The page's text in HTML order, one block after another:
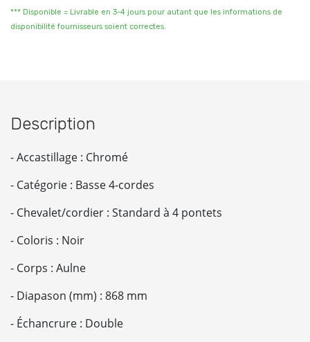
*** Disponible = Livrable en 3-4 jours pour autant que les informations de
disponibilité fournisseurs soient correctes.
Description
- Accastillage : Chromé
- Catégorie : Basse 4-cordes
- Chevalet/cordier : Standard à 4 pontets
- Coloris : Noir
- Corps : Aulne
- Diapason (mm) : 868 mm
- Échancrure : Double